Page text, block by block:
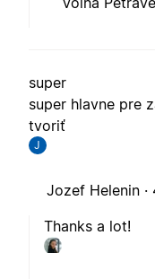
super
super hlavne pre
tvoriť
J
Jozef Helenin ·
Thanks a lot!